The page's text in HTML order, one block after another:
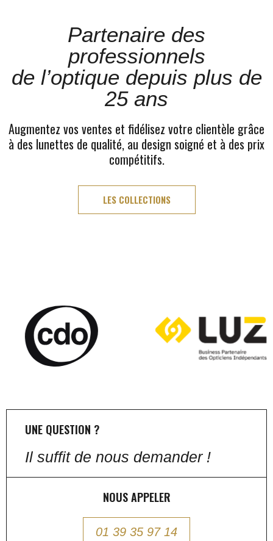
Partenaire des
professionnels
de l’optique depuis plus de
25 ans
Augmentez vos ventes et fidélisez votre clientèle grâce
à des lunettes de qualité, au design soigné et à des prix
compétitifs.
LES COLLECTIONS
UNE QUESTION ?
Il suffit de nous demander !
NOUS APPELER
01 39 35 97 14